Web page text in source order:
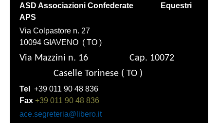
ASD Associazioni Confederate Equestri
APS
Via Colpastore n. 27
10094 GIAVENO ( TO )
Via Mazzini n. 16 Cap. 10072
Caselle Torinese ( TO )
Tel +39 011 90 48 836
Fax +39 011 90 48 836
ace.segreteria@libero.it